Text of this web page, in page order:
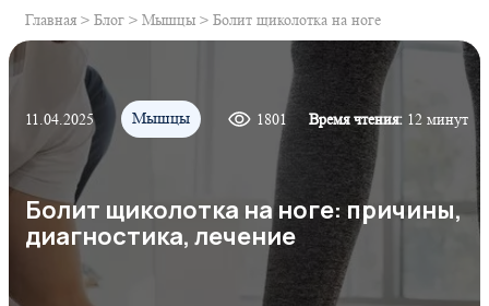
Главная > Блог > Мышцы > Болит щиколотка на ноге
11.04.2025 Мышцы 1801 Время чтения: 12 минут
Болит щиколотка на ноге: причины,
диагностика, лечение